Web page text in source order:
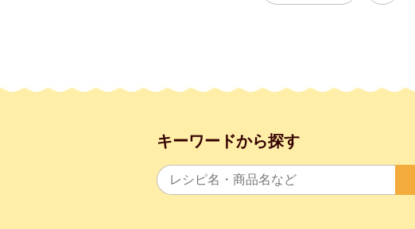
キーワードから探す